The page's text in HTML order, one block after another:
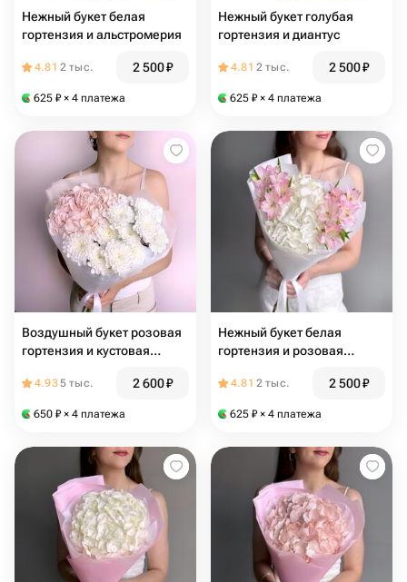
Нежный букет белая
гортензия и альстромерия
4.81 2 тыс. 2 500₽
625 ₽ × 4 платежа
Нежный букет голубая
гортензия и диантус
4.81 2 тыс. 2 500₽
625 ₽ × 4 платежа
Воздушный букет розовая
гортензия и кустовая
4.935 тыс. 2 600₽
650 ₽ × 4 платежа
Нежный букет белая
гортензия и розовая
4.81 2 тыс. 2 500₽
625 ₽ × 4 платежа